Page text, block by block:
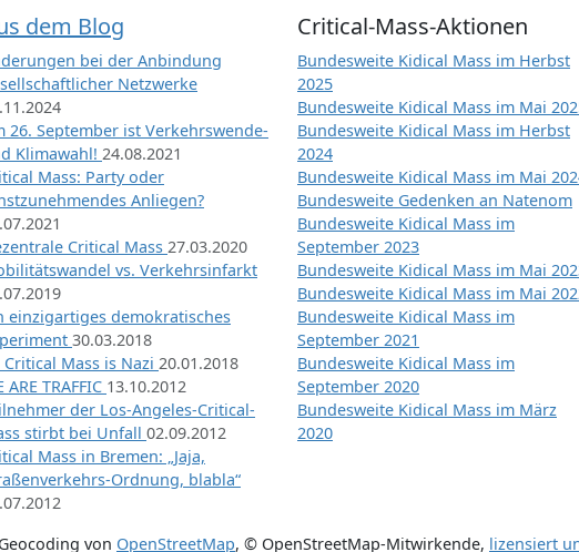
dem Blog
bei der Anbindung
Netzwerke
26. September ist Verkehrswende-
Klimawahl! 24.08.2021
Mass: Party oder
Anliegen?
Critical Mass 27.03.2020
vs. Verkehrsinfarkt
einzigartiges demokratisches
30.03.2018
Critical Mass is Nazi 20.01.2018
ARE TRAFFIC 13.10.2012
der Los-Angeles-Critical-
stirbt bei Unfall 02.09.2012
Mass in Bremen: „Jaja,
Ordnung, blabla“
Critical-Mass-Aktionen
Bundesweite Kidical Mass im Herbst
2025
Bundesweite Kidical Mass im Mai
Bundesweite Kidical Mass im Herbst
2024
Bundesweite Kidical Mass im Mai
Bundesweite Gedenken an Natenom
Bundesweite Kidical Mass im
September 2023
Bundesweite Kidical Mass im Mai
Bundesweite Kidical Mass im Mai
Bundesweite Kidical Mass im
September 2021
Bundesweite Kidical Mass im
September 2020
Bundesweite Kidical Mass im März
2020
von OpenStreetMap, © OpenStreetMap-Mitwirkende, lizensiert